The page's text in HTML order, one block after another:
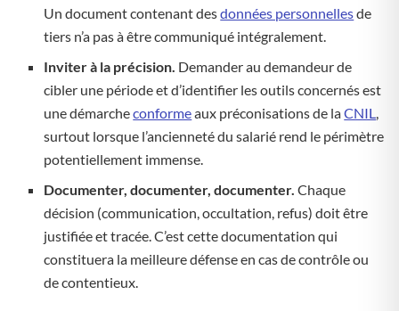
Un document contenant desdonnées personnellesde
tiers n’a pas à être communiqué intégralement.
Inviter à la précision. Demander au demandeur de
cibler une période et d’identifier les outils concernés est
une démarcheconformeaux préconisations de laCNIL,
surtout lorsque l’ancienneté du salarié rend le périmètre
potentiellement immense.
Documenter, documenter, documenter.Chaque
décision (communication, occultation, refus) doit être
justifiée et tracée. C’est cette documentation qui
constituera la meilleure défense en cas de contrôle ou
de contentieux.